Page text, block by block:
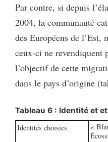
Par contre, si depuis
2004, la communauté
des Européens de l’Est,
ceux-ci ne revendiquent
l’objectif de cette
dans le pays d’origine
Tableau 6 : Identité et
Identités choisies
«